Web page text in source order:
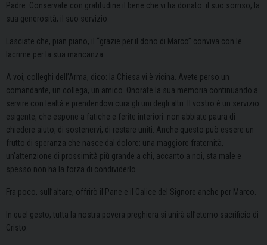
Padre. Conservate con gratitudine il bene che vi ha donato: il suo sorriso, la
sua generosità, il suo servizio.
Lasciate che, pian piano, il “grazie per il dono di Marco” conviva con le
lacrime per la sua mancanza.
A voi, colleghi dell’Arma, dico: la Chiesa vi è vicina. Avete perso un
comandante, un collega, un amico. Onorate la sua memoria continuando a
servire con lealtà e prendendovi cura gli uni degli altri. Il vostro è un servizio
esigente, che espone a fatiche e ferite interiori: non abbiate paura di
chiedere aiuto, di sostenervi, di restare uniti. Anche questo può essere un
frutto di speranza che nasce dal dolore: una maggiore fraternità,
un’attenzione di prossimità più grande a chi, accanto a noi, sta male e
spesso non ha la forza di condividerlo.
Fra poco, sull’altare, offrirò il Pane e il Calice del Signore anche per Marco.
In quel gesto, tutta la nostra povera preghiera si unirà all’eterno sacrificio di
Cristo.